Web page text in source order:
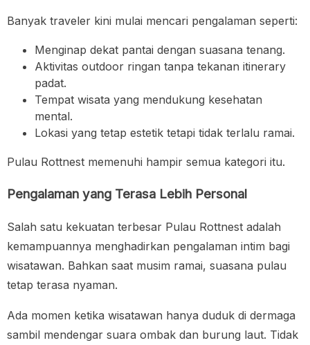
Banyak traveler kini mulai mencari pengalaman seperti:
Menginap dekat pantai dengan suasana tenang.
Aktivitas outdoor ringan tanpa tekanan itinerary
padat.
Tempat wisata yang mendukung kesehatan
mental.
Lokasi yang tetap estetik tetapi tidak terlalu ramai.
Pulau Rottnest memenuhi hampir semua kategori itu.
Pengalaman yang Terasa Lebih Personal
Salah satu kekuatan terbesar Pulau Rottnest adalah
kemampuannya menghadirkan pengalaman intim bagi
wisatawan. Bahkan saat musim ramai, suasana pulau
tetap terasa nyaman.
Ada momen ketika wisatawan hanya duduk di dermaga
sambil mendengar suara ombak dan burung laut. Tidak